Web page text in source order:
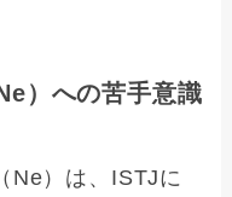
）への苦手意識
Ne）は、ISTJに